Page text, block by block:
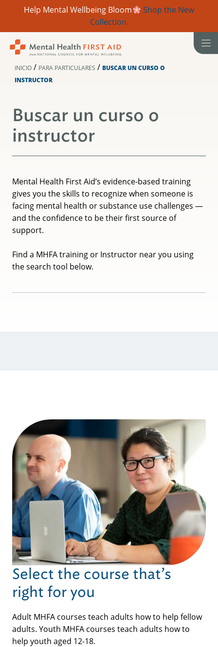
Help Mental Wellbeing Bloom
Shop the New
Collection.
contenido
INICIO / PARA PARTICULARES / BUSCAR UN CURSO O
INSTRUCTOR
Buscar un curso o
instructor
Mental Health First Aid’s evidence-based training
gives you the skills to recognize when someone is
facing mental health or substance use challenges —
and the confidence to be their first source of
support.
Find a MHFA training or Instructor near you using
the search tool below.
Select the course that’s
right for you
Adult MHFA courses teach adults how to help fellow
adults. Youth MHFA courses teach adults how to
help youth aged 12-18.